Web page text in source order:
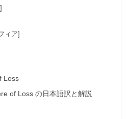
ィア]
Loss
of Loss の日本語訳と解説